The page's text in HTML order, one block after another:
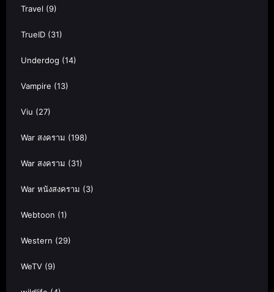
Travel (9)
TrueID (31)
Underdog (14)
Vampire (13)
Viu (27)
War สงคราม (198)
War สงคราม (31)
War หนังสงคราม (3)
Webtoon (1)
Western (29)
WeTV (9)